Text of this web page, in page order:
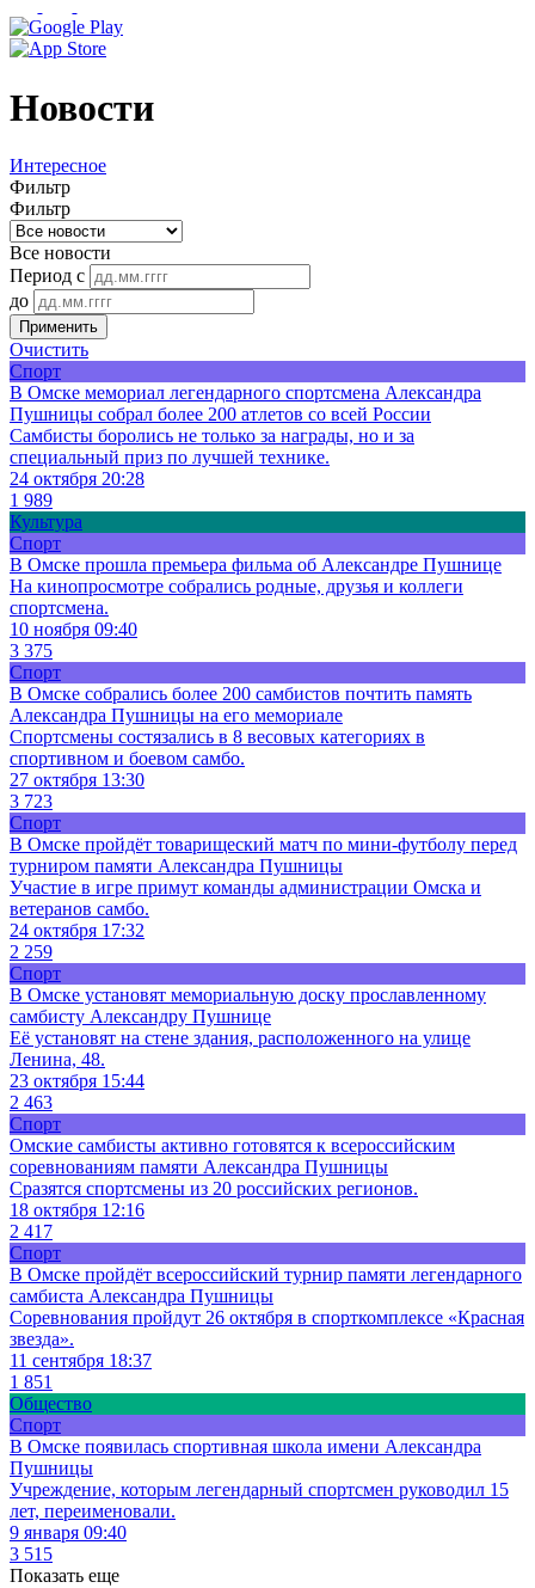
Новости
Интересное
Фильтр
Фильтр
Все новости
Период с
до
Применить
Очистить
Спорт
В Омске мемориал легендарного спортсмена Александра
Пушницы собрал более 200 атлетов со всей России
Самбисты боролись не только за награды, но и за
специальный приз по лучшей технике.
24 октября 20:28
1 989
Культура
Спорт
В Омске прошла премьера фильма об Александре Пушнице
На кинопросмотре собрались родные, друзья и коллеги
спортсмена.
10 ноября 09:40
3 375
Спорт
В Омске собрались более 200 самбистов почтить память
Александра Пушницы на его мемориале
Спортсмены состязались в 8 весовых категориях в
спортивном и боевом самбо.
27 октября 13:30
3 723
Спорт
В Омске пройдёт товарищеский матч по мини-футболу перед
турниром памяти Александра Пушницы
Участие в игре примут команды администрации Омска и
ветеранов самбо.
24 октября 17:32
2 259
Спорт
В Омске установят мемориальную доску прославленному
самбисту Александру Пушнице
Её установят на стене здания, расположенного на улице
Ленина, 48.
23 октября 15:44
2 463
Спорт
Омские самбисты активно готовятся к всероссийским
соревнованиям памяти Александра Пушницы
Сразятся спортсмены из 20 российских регионов.
18 октября 12:16
2 417
Спорт
В Омске пройдёт всероссийский турнир памяти легендарного
самбиста Александра Пушницы
Соревнования пройдут 26 октября в спорткомплексе «Красная
звезда».
11 сентября 18:37
1 851
Общество
Спорт
В Омске появилась спортивная школа имени Александра
Пушницы
Учреждение, которым легендарный спортсмен руководил 15
лет, переименовали.
9 января 09:40
3 515
Показать еще